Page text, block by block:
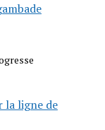
la ligne de